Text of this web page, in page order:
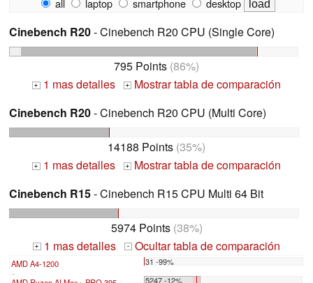
all
laptop smartphone desktop
Cinebench R20- Cinebench R20 CPU (Single Core)
795 Points (86%)
+ 1 mas detalles +
Mostrar tabla de comparación
Cinebench R20- Cinebench R20 CPU (Multi Core)
14188 Points (35%)
+ 1 mas detalles +
Mostrar tabla de comparación
Cinebench R15- Cinebench R15 CPU Multi 64 Bit
5974 Points(38%)
+ 1 mas detalles - Ocultar tabla de comparación
AMD A4-1200 31 -99%
5247 -12%